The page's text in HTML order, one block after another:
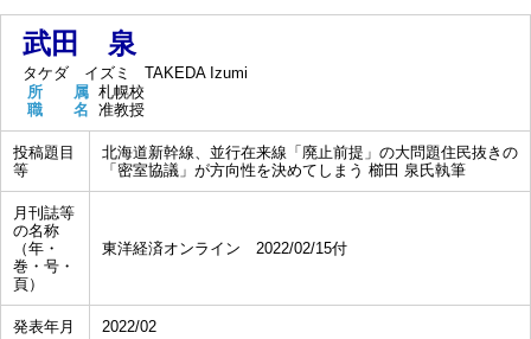
武田 泉
タケダ イズミ
TAKEDA Izumi
所 属 札幌校
職 名 准教授
投稿題目
等
北海道新幹線、並行在来線「廃止前提」の大問題住民抜きの
「密室協議」が方向性を決めてしまう 櫛田 泉氏執筆
月刊誌等
の名称
（年・
巻・号・
頁）
東洋経済オンライン 2022/02/15付
発表年月 2022/02